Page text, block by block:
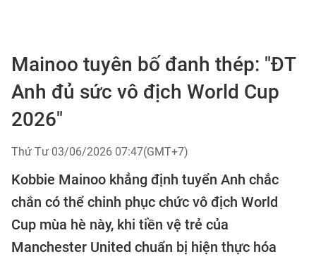
Mainoo tuyên bố đanh thép: "ĐT
Anh đủ sức vô địch World Cup
2026"
Thứ Tư 03/06/2026 07:47(GMT+7)
Kobbie Mainoo khẳng định tuyển Anh chắc
chắn có thể chinh phục chức vô địch World
Cup mùa hè này, khi tiền vệ trẻ của
Manchester United chuẩn bị hiện thực hóa